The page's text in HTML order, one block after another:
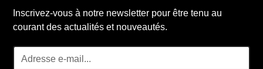
Inscrivez-vous à notre newsletter pour être tenu au
courant des actualités et nouveautés.